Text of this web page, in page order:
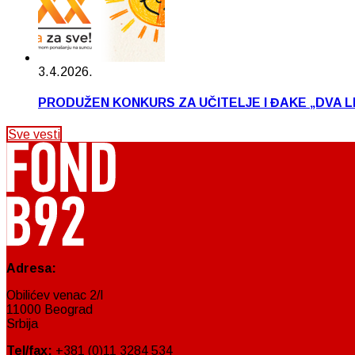
3.4.2026.
PRODUŽEN KONKURS ZA UČITELJE I ĐAKE „DVA
Sve vesti
Adresa:
Obilićev venac 2/I
11000 Beograd
Srbija
Tel/fax: +381 (0)11 3284 534